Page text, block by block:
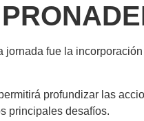
jornada fue la
profundizar las
principales desafíos.